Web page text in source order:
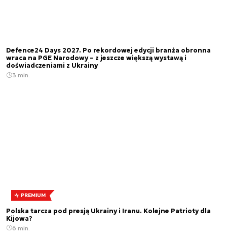
Defence24 Days 2027. Po rekordowej edycji branża obronna
wraca na PGE Narodowy – z jeszcze większą wystawą i
doświadczeniami z Ukrainy
3 min.
PREMIUM
Polska tarcza pod presją Ukrainy i Iranu. Kolejne Patrioty dla
Kijowa?
6 min.